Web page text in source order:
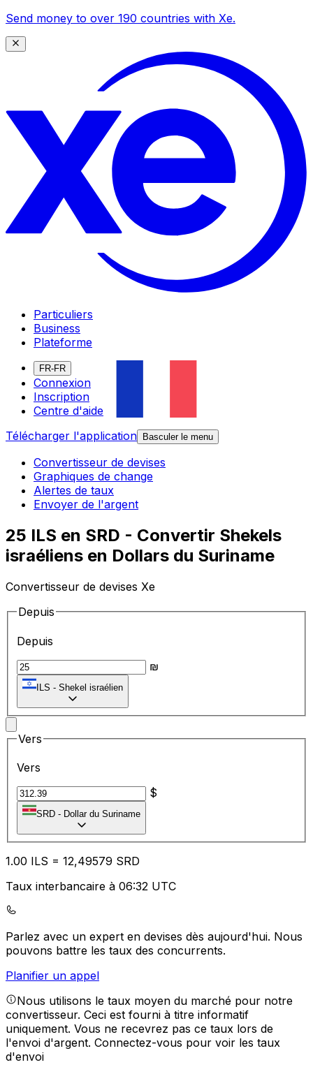
Send money to over 190 countries with Xe.
Particuliers
Business
Plateforme
FR-FR
Connexion
Inscription
Centre d'aide
Télécharger l'application
Basculer le menu
Convertisseur de devises
Graphiques de change
Alertes de taux
Envoyer de l'argent
25 ILS en SRD - Convertir Shekels
israéliens en Dollars du Suriname
Convertisseur de devises Xe
Depuis
Depuis
₪
ILS - Shekel israélien
Vers
Vers
$
SRD - Dollar du Suriname
1.00 ILS = 12,49579 SRD
Taux interbancaire à 06:32 UTC
Parlez avec un expert en devises dès aujourd'hui. Nous
pouvons battre les taux des concurrents.
Planifier un appel
Nous utilisons le taux moyen du marché pour notre
convertisseur. Ceci est fourni à titre informatif
uniquement. Vous ne recevrez pas ce taux lors de
l'envoi d'argent. Connectez-vous pour voir les taux
d'envoi